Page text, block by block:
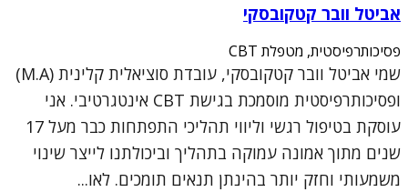
אביטל וובר קטקובסקי
פסיכותרפיסטית, מטפלת CBT
שמי אביטל וובר קטקובסקי, עובדת סוציאלית קלינית (M.A)
ופסיכותרפיסטית מוסמכת בגישת CBT אינטגרטיבי. אני
עוסקת בטיפול רגשי וליווי תהליכי התפתחות כבר מעל 17
שנים מתוך אמונה עמוקה בתהליך וביכולתנו לייצר שינוי
משמעותי וחזק יותר בהינתן תנאים תומכים. לאו...